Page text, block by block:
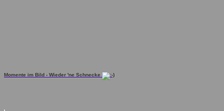
Momente im Bild - Wieder 'ne Schnecke